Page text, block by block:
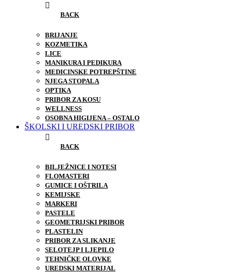
BACK
BRIJANJE
KOZMETIKA
LICE
MANIKURA I PEDIKURA
MEDICINSKE POTREPŠTINE
NJEGA STOPALA
OPTIKA
PRIBOR ZA KOSU
WELLNESS
OSOBNA HIGIJENA – OSTALO
ŠKOLSKI I UREDSKI PRIBOR
BACK
BILJEŽNICE I NOTESI
FLOMASTERI
GUMICE I OŠTRILA
KEMIJSKE
MARKERI
PASTELE
GEOMETRIJSKI PRIBOR
PLASTELIN
PRIBOR ZA SLIKANJE
SELOTEJP I LJEPILO
TEHNIČKE OLOVKE
UREDSKI MATERIJAL